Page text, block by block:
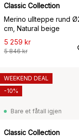
Classic Collection
Merino ullteppe rund
cm, Natural beige
5 259 kr
5 846 kr
Bare et fåtall igjen
Classic Collection
WEEKEND DEAL
-10%